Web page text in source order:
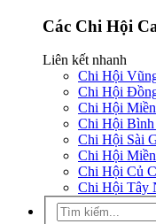
Các Chi Hội
Liên kết nhanh
Chi Hội
Chi Hội
Chi Hội
Chi Hội
Chi Hội Sài
Chi Hội
Chi Hội Củ
Chi Hội Tây